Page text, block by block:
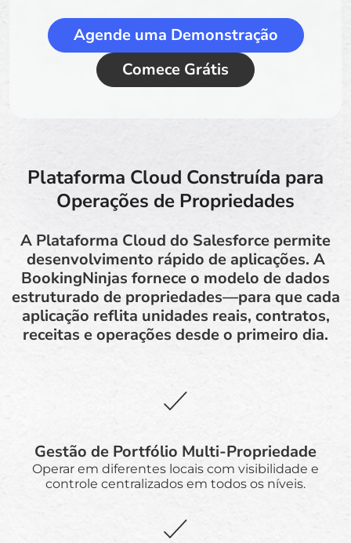
Agende uma Demonstração
Comece Grátis
Plataforma Cloud Construída para
Operações de Propriedades
A Plataforma Cloud do Salesforce permite
desenvolvimento rápido de aplicações. A
BookingNinjas fornece o modelo de dados
estruturado de propriedades—para que cada
aplicação reflita unidades reais, contratos,
receitas e operações desde o primeiro dia.
Gestão de Portfólio Multi-Propriedade
Operar em diferentes locais com visibilidade e
controle centralizados em todos os níveis.